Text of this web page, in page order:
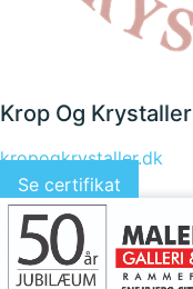
Krop Og Krystaller
kropogkrystaller.dk
Se certifikat